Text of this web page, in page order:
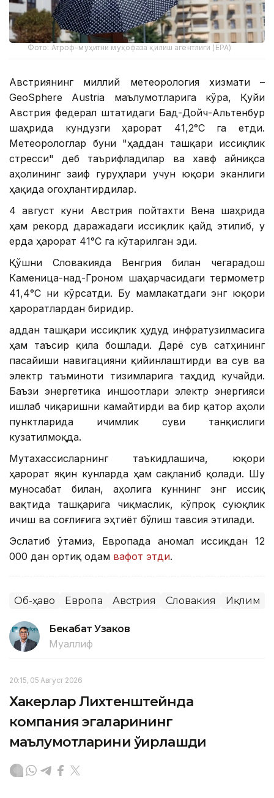
Фото: Атроф-муҳитни муҳофаза қилиш агентлиги (EPA)
Австриянинг миллий метеорология хизмати –
GeoSphere Austria маълумотларига кўра, Қуйи
Австрия федерал штатидаги Бад-Дойч-Альтенбур
шаҳрида кундузги ҳарорат 41,2°С га етди.
Метеорологлар буни "ҳаддан ташқари иссиқлик
стресси" деб таърифладилар ва хавф айниқса
аҳолининг заиф гуруҳлари учун юқори эканлиги
ҳақида огоҳлантирдилар.
4 август куни Австрия пойтахти Вена шаҳрида
ҳам рекорд даражадаги иссиқлик қайд этилиб, у
ерда ҳарорат 41°С га кўтарилган эди.
Қўшни Словакияда Венгрия билан чегарадош
Каменица-над-Гроном шаҳарчасидаги термометр
41,4°С ни кўрсатди. Бу мамлакатдаги энг юқори
ҳароратлардан биридир.
Ҳаддан ташқари иссиқлик ҳудуд инфратузилмасига
ҳам таъсир қила бошлади. Дарё сув сатҳининг
пасайиши навигацияни қийинлаштирди ва сув ва
электр таъминоти тизимларига таҳдид кучайди.
Баъзи энергетика иншоотлари электр энергияси
ишлаб чиқаришни камайтирди ва бир қатор аҳоли
пунктларида ичимлик суви танқислиги
кузатилмоқда.
Мутахассисларнинг таъкидлашича, юқори
ҳарорат яқин кунларда ҳам сақланиб қолади. Шу
муносабат билан, аҳолига куннинг энг иссиқ
вақтида ташқарига чиқмаслик, кўпроқ суюқлик
ичиш ва соғлиғига эҳтиёт бўлиш тавсия этилади.
Эслатиб ўтамиз, Европада аномал иссиқдан 12
000 дан ортиқ одам вафот этди.
Об-ҳаво Европа Австрия Словакия Иқлим
Бекабат Узаков
Муаллиф
20:15, 05 Август 2026
Хакерлар Лихтенштейнда
компания эгаларининг
маълумотларини ўғирлашди